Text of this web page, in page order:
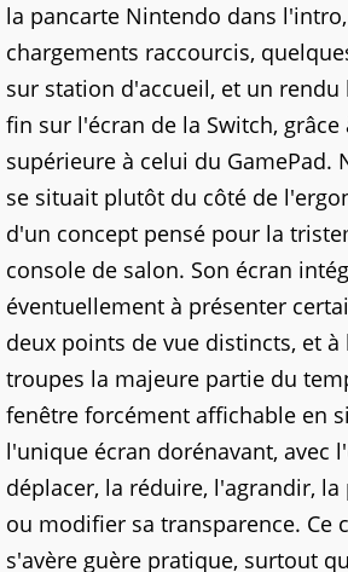
la pancarte Nintendo dans
chargements raccourcis,
sur station d'accueil, et un
fin sur l'écran de la Switch,
supérieure à celui du GamePad.
se situait plutôt du côté de
d'un concept pensé pour la
console de salon. Son écran
éventuellement à présenter
deux points de vue distincts, et à
troupes la majeure partie du
fenêtre forcément affichable en
l'unique écran dorénavant, avec
déplacer, la réduire, l'agrandir,
ou modifier sa transparence. Ce
s'avère guère pratique, surtout